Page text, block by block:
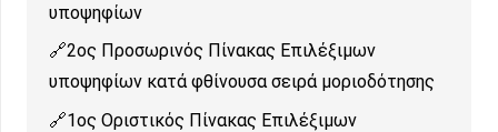
υποψηφίων
2ος Προσωρινός Πίνακας Επιλέξιμων
υποψηφίων κατά φθίνουσα σειρά μοριοδότησης
1ος Οριστικός Πίνακας Επιλέξιμων